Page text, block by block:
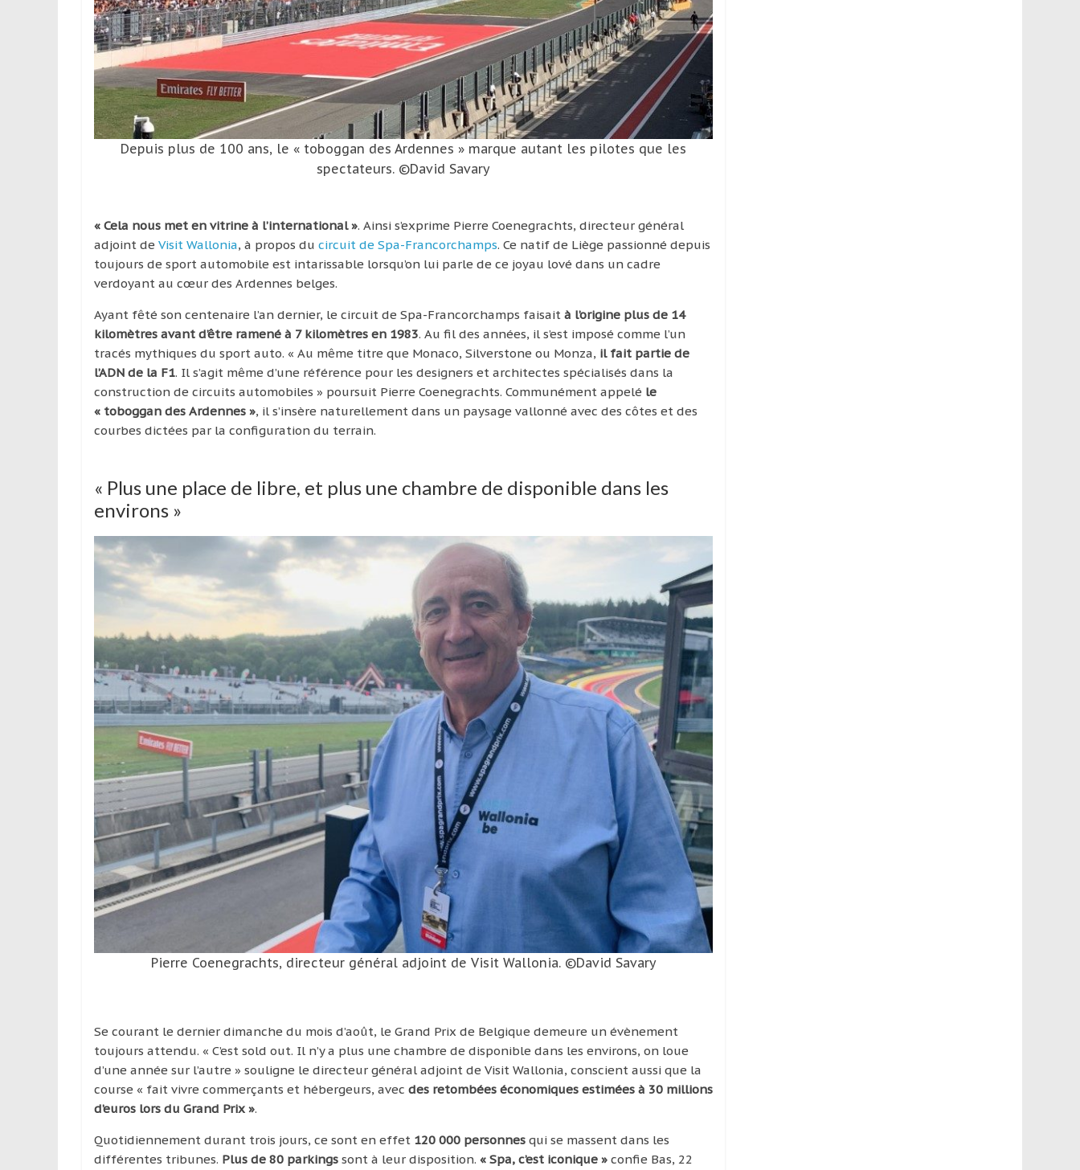
culturelle
d’un
pays
d’une
région
Depuis plus de 100 ans, le « toboggan des Ardennes » marque autant les pilotes que les
spectateurs. ©David Savary
« Cela nous met en vitrine à l’international ». Ainsi s’exprime Pierre Coenegrachts, directeur général
adjoint de Visit Wallonia, à propos du circuit de Spa-Francorchamps. Ce natif de Liège passionné depuis
toujours de sport automobile est intarissable lorsqu’on lui parle de ce joyau lové dans un cadre
verdoyant au cœur des Ardennes belges.
Ayant fêté son centenaire l’an dernier, le circuit de Spa-Francorchamps faisait à l’origine plus de 14
kilomètres avant d’être ramené à 7 kilomètres en 1983. Au fil des années, il s’est imposé comme l’un
tracés mythiques du sport auto. « Au même titre que Monaco, Silverstone ou Monza, il fait partie de
l’ADN de la F1. Il s’agit même d’une référence pour les designers et architectes spécialisés dans la
construction de circuits automobiles » poursuit Pierre Coenegrachts. Communément appelé le
« toboggan des Ardennes », il s’insère naturellement dans un paysage vallonné avec des côtes et des
courbes dictées par la configuration du terrain.
« Plus une place de libre, et plus une chambre de disponible dans les
environs »
Pierre Coenegrachts, directeur général adjoint de Visit Wallonia. ©David Savary
Se courant le dernier dimanche du mois d’août, le Grand Prix de Belgique demeure un évènement
toujours attendu. « C’est sold out. Il n’y a plus une chambre de disponible dans les environs, on loue
d’une année sur l’autre » souligne le directeur général adjoint de Visit Wallonia, conscient aussi que la
course « fait vivre commerçants et hébergeurs, avec des retombées économiques estimées à 30 millions
d’euros lors du Grand Prix ».
Quotidiennement durant trois jours, ce sont en effet 120 000 personnes qui se massent dans les
différentes tribunes. Plus de 80 parkings sont à leur disposition. « Spa, c’est iconique » confie Bas, 22